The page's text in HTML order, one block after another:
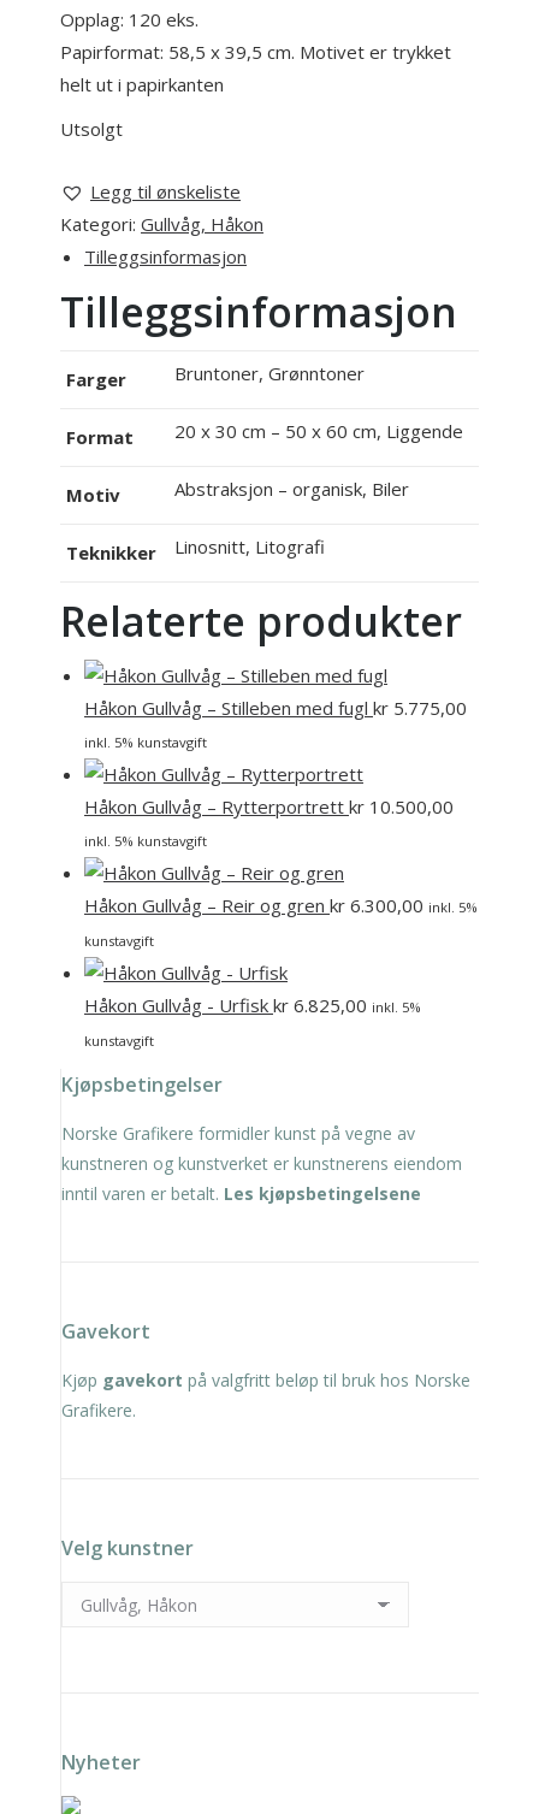
Opplag: 120 eks.
Papirformat: 58,5 x 39,5 cm. Motivet er trykket
helt ut i papirkanten
Utsolgt
Legg til ønskeliste
Kategori: Gullvåg, Håkon
Tilleggsinformasjon
Tilleggsinformasjon
Farger Bruntoner, Grønntoner
Format 20 x 30 cm – 50 x 60 cm, Liggende
Motiv Abstraksjon – organisk, Biler
Teknikker Linosnitt, Litografi
Relaterte produkter
Håkon Gullvåg – Stilleben med fugl kr 5.775,00
inkl. 5% kunstavgift
Håkon Gullvåg – Rytterportrett kr 10.500,00
inkl. 5% kunstavgift
Håkon Gullvåg – Reir og gren kr 6.300,00 inkl. 5%
kunstavgift
Håkon Gullvåg - Urfisk kr 6.825,00 inkl. 5%
kunstavgift
Kjøpsbetingelser
Norske Grafikere formidler kunst på vegne av
kunstneren og kunstverket er kunstnerens eiendom
inntil varen er betalt. Les kjøpsbetingelsene
Gavekort
Kjøp gavekort på valgfritt beløp til bruk hos Norske
Grafikere.
Velg kunstner
Nyheter